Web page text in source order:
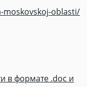
oblasti/
в формате .doc и